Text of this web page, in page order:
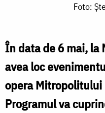
Foto:
În data de 6 mai, la
avea loc
opera
Programul va